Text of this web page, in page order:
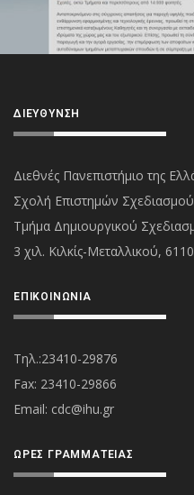
ΔΙΕΎΘΥΝΣΗ
Διεθνές Πανεπιστήμιο της
Σχολή Επιστημών Σχεδιασμού
Τμήμα Δημιουργικού
3 χιλ. Κιλκίς-Μεταλλικού,
ΕΠΙΚΟΙΝΩΝΊΑ
Τηλ.:23410-29876
Fax: 23410-29866
Εmail: cdc@ihu.gr
ΏΡΕΣ ΓΡΑΜΜΑΤΕΊΑΣ